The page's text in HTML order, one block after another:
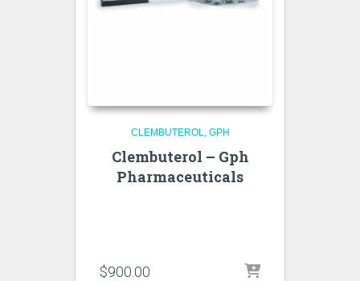
CLEMBUTEROL GPH
Clembuterol – Gph
Pharmaceuticals
$900.00